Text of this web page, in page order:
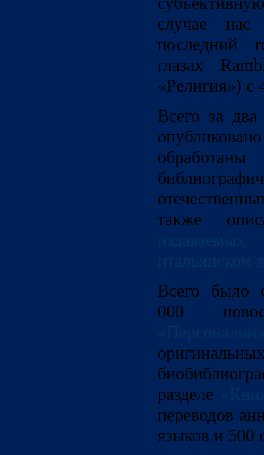
случае
последний
глазах
«Религия») с
Всего за
также
Всего было
000
разделе
переводов
языков и 500